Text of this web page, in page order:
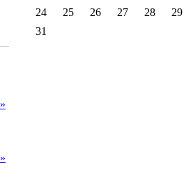
»
»
24
25 26 27 28
29
31